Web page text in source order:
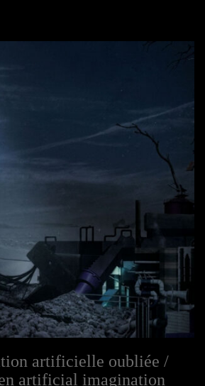
artificielle oubliée /
artificial imagination